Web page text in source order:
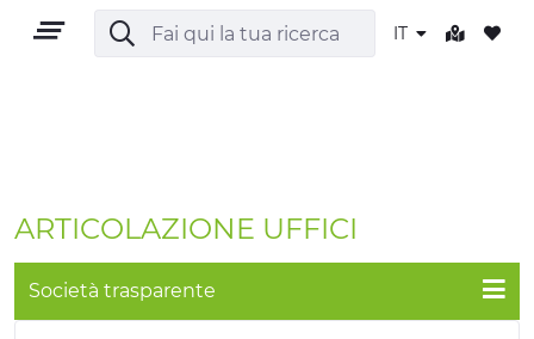
IT
ARTICOLAZIONE UFFICI
Società trasparente